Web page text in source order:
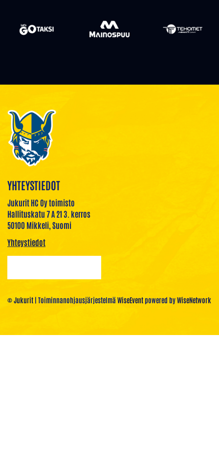
YHTEYSTIEDOT
Jukurit HC Oy toimisto
Hallituskatu 7 A 21 3. kerros
50100 Mikkeli, Suomi
Yhteystiedot
© Jukurit | Toiminnanohjausjärjestelmä WiseEventpowered byWiseNetwork